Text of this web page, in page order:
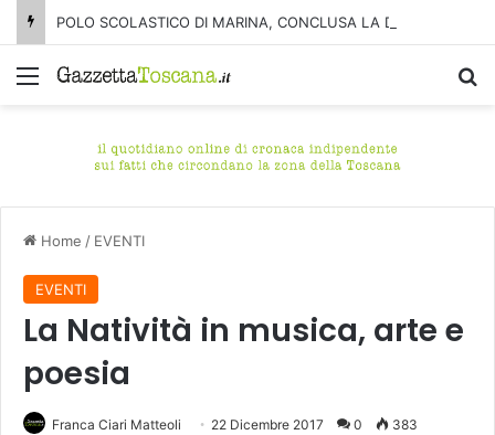
Menu
Home / EVENTI
EVENTI
La Natività in musica, arte e
poesia
Franca Ciari Matteoli 22 Dicembre 2017 0 383